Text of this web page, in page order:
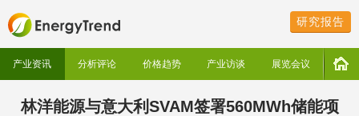
研究报告
产业资讯 分析评论 价格趋势 产业访谈 展览会议
林洋能源与意大利SVAM签署560MWh储能项